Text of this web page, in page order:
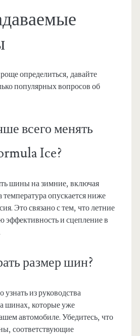
определиться, давайте
популярных вопросов об
всего менять
Ice?
шины на зимние, включая
опускается ниже
Это связано с тем, что летние
и сцепление в
размер шин?
из руководства
шинах, которые уже
автомобиле. Убедитесь, что
соответствующие